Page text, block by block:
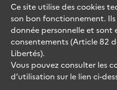
Ce site utilise descookies
son bon fonctionnement.
donnée personnelle et sont
consentements (Article 82
Libertés).
Vous pouvez consulter les
d’utilisation sur le lien ci-